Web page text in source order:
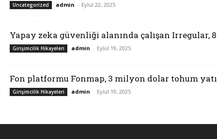
Uncategorized admin - Eylül 22, 2025
Yapay zeka güvenliği alanında çalışan Irregular,
Girişimcilik Hikayeleri admin - Eylül 19, 2025
Fon platformu Fonmap, 3 milyon dolar tohum
Girişimcilik Hikayeleri admin - Eylül 19, 2025